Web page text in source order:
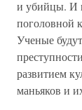
и убийцы. И
поголовной
Ученые
развитием
маньяков и